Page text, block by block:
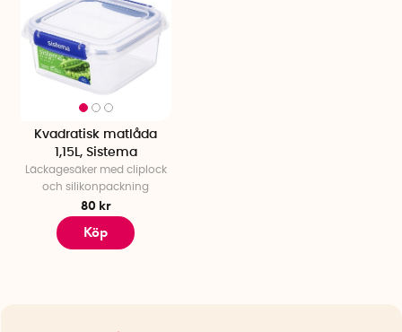
Kvadratisk matlåda
1,15L, Sistema
Läckagesäker med cliplock
och silikonpackning
80 kr
Köp